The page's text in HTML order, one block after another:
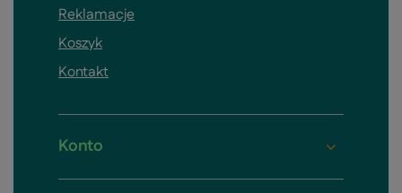
Reklamacje
Koszyk
Kontakt
Konto